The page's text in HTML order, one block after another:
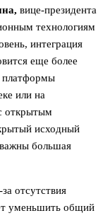
вице-президента
технологиям
интеграция
еще более
платформы
или на
открытым
исходный
большая
отсутствия
уменьшить общий